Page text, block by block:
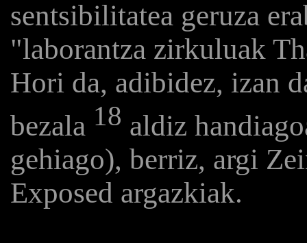
sentsibilitatea geruza
"laborantza zirkuluak
Hori da, adibidez, izan
bezala 18 aldiz
gehiago), berriz, argi
Exposed argazkiak.